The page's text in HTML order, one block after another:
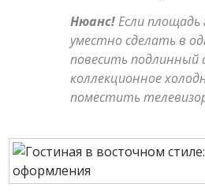
Нюанс!Если площадь
уместно сделать в
повесить подлинный
коллекционное
поместить